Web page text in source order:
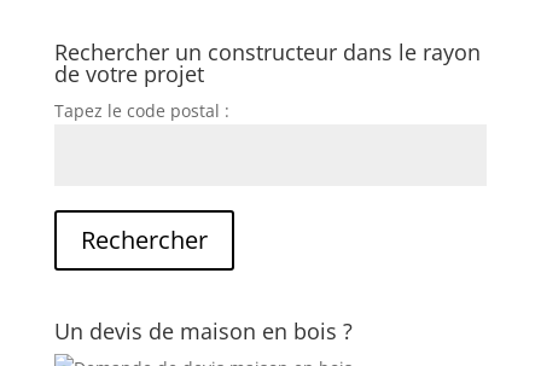
Rechercher un constructeur dans le rayon
de votre projet
Tapez le code postal :
Un devis de maison en bois ?